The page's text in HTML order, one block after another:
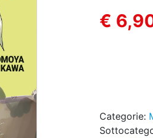
€
Categorie: